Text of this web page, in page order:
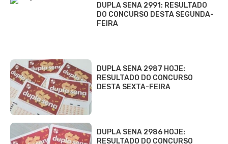
DUPLA SENA 2991: RESULTADO
DO CONCURSO DESTA SEGUNDA-
FEIRA
DUPLA SENA 2987 HOJE:
RESULTADO DO CONCURSO
DESTA SEXTA-FEIRA
DUPLA SENA 2986 HOJE:
RESULTADO DO CONCURSO